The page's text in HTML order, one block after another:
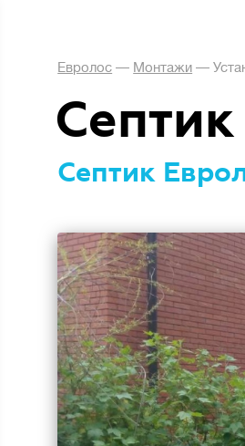
Евролос — Монтажи —
Септик